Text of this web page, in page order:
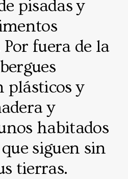
pisadas y
fuera de la
plásticos y
y
habitados
siguen sin
tierras.